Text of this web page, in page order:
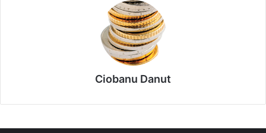
Ciobanu Danut